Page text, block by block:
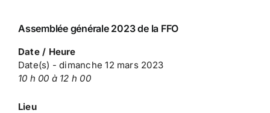
Assemblée générale 2023 de la FFO
Date / Heure
Date(s) - dimanche 12 mars 2023
10 h 00 à 12 h 00
Lieu